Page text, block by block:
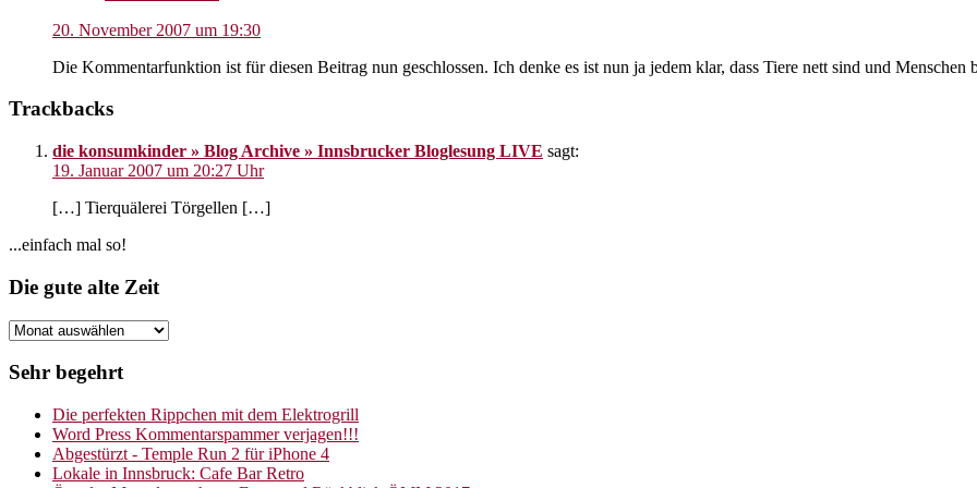
20. November 2007 um 19:30
Die Kommentarfunktion ist für diesen Beitrag nun geschlossen. Ich denke es ist nun ja jedem klar, dass Tiere nett sind und Menschen
Trackbacks
die konsumkinder » Blog Archive » Innsbrucker Bloglesung LIVE sagt:
19. Januar 2007 um 20:27 Uhr
[…] Tierquälerei Törgellen […]
Seitenspalte
...einfach mal so!
Footer
Die gute alte Zeit
Die
alte
Sehr begehrt
Die perfekten Rippchen mit dem Elektrogrill
Word Press Kommentarspammer verjagen!!!
Abgestürzt - Temple Run 2 für iPhone 4
Lokale in Innsbruck: Cafe Bar Retro